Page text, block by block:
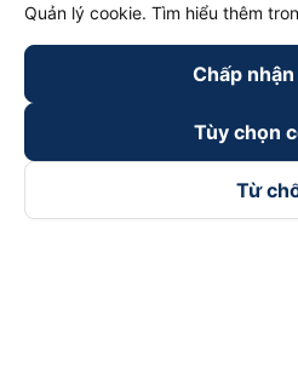
Quản lý cookie. Tìm hiểu thêm
Chấp
Tùy chọn
Từ